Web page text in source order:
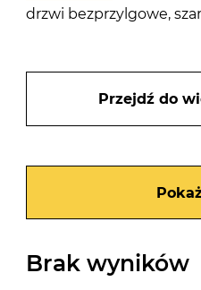
drzwi bezprzylgowe,
Przejdź do
Brak wyników